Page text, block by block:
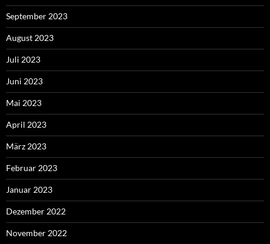
September 2023
August 2023
Juli 2023
Juni 2023
Mai 2023
April 2023
März 2023
Februar 2023
Januar 2023
Dezember 2022
November 2022